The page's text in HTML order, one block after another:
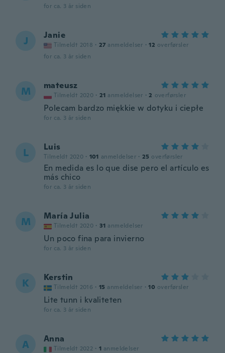
for ca. 3 år siden
J Janie
Tilmeldt 2018 · 27 anmeldelser · 12 overførsler
for ca. 3 år siden
M mateusz
Tilmeldt 2020 · 21 anmeldelser · 2 overførsler
Polecam bardzo miękkie w dotyku i ciepłe
for ca. 3 år siden
L Luis
Tilmeldt 2020 · 101 anmeldelser · 25 overførsler
En medida es lo que dise pero el artículo es
más chico
for ca. 3 år siden
M María Julia
Tilmeldt 2020 · 31 anmeldelser
Un poco fina para invierno
for ca. 3 år siden
K Kerstin
Tilmeldt 2016 · 15 anmeldelser · 10 overførsler
Lite tunn i kvaliteten
for ca. 3 år siden
A Anna
Tilmeldt 2022 · 1 anmeldelser